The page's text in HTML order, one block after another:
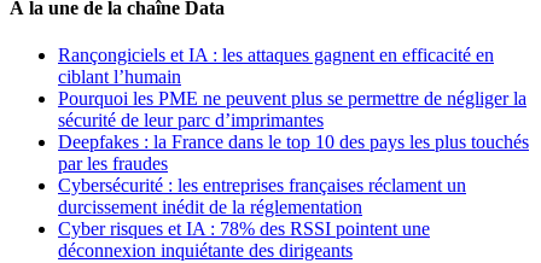
À la une de la chaîne Data
Rançongiciels et IA : les attaques gagnent en efficacité en
ciblant l’humain
Pourquoi les PME ne peuvent plus se permettre de négliger la
sécurité de leur parc d’imprimantes
Deepfakes : la France dans le top 10 des pays les plus touchés
par les fraudes
Cybersécurité : les entreprises françaises réclament un
durcissement inédit de la réglementation
Cyber risques et IA : 78% des RSSI pointent une
déconnexion inquiétante des dirigeants